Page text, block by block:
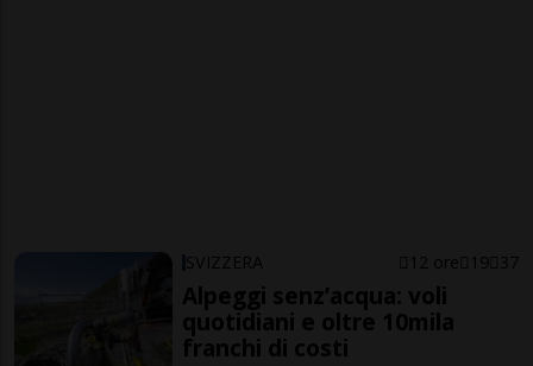
SVIZZERA 12 ore 19 37
Alpeggi senz’acqua: voli
quotidiani e oltre 10mila
franchi di costi